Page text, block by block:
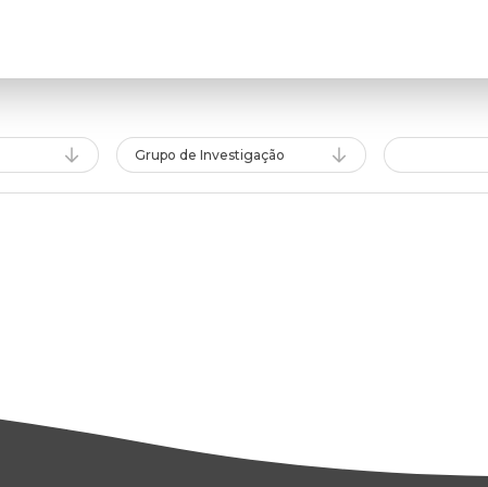
Grupo de Investigação